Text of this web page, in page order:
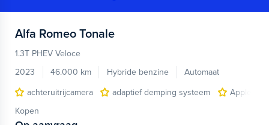
Alfa Romeo Tonale
1.3T PHEV Veloce
2023
46.000 km Hybride benzine
Automaat
achteruitrijcamera
adaptief demping systeem
Apple
Kopen